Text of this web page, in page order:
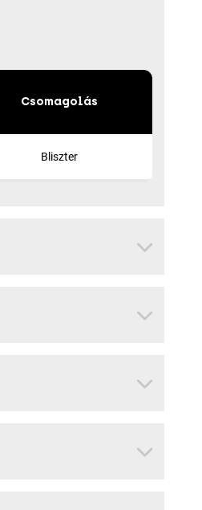
Csomagolás
Bliszter